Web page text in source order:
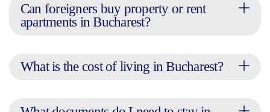
Can foreigners buy property or rent
apartments in Bucharest?
What is the cost of living in Bucharest?